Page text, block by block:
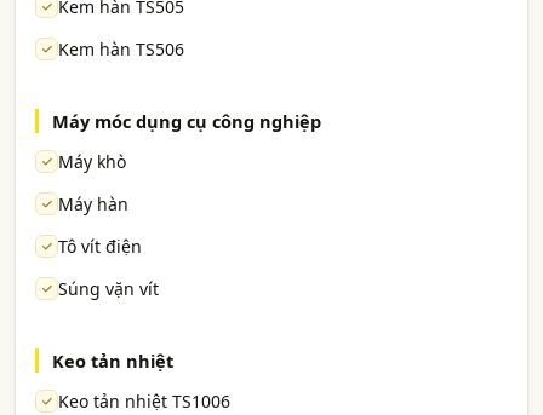
Kem hàn TS505
Kem hàn TS506
Máy móc dụng cụ công nghiệp
Máy khò
Máy hàn
Tô vít điện
Súng vặn vít
Keo tản nhiệt
Keo tản nhiệt TS1006